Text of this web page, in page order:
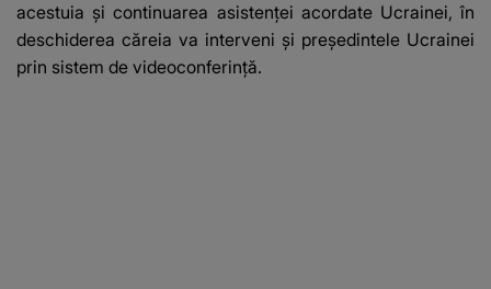
acestuia şi continuarea asistenţei acordate Ucrainei, în
deschiderea căreia va interveni şi preşedintele Ucrainei
prin sistem de videoconferinţă.